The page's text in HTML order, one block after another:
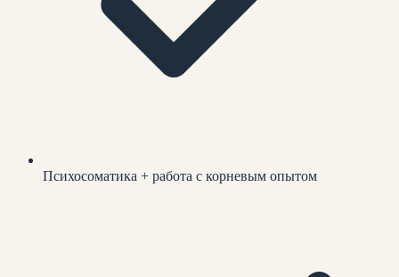
Психосоматика + работа с корневым опытом